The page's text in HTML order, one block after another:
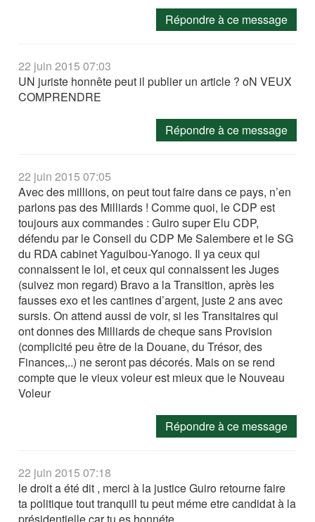
Répondre à ce message
22 juin 2015 07:03
UN juriste honnête peut il publier un article ? oN VEUX
COMPRENDRE
Répondre à ce message
22 juin 2015 07:05
Avec des millions, on peut tout faire dans ce pays, n’en
parlons pas des Milliards ! Comme quoi, le CDP est
toujours aux commandes : Guiro super Elu CDP,
défendu par le Conseil du CDP Me Salembere et le SG
du RDA cabinet Yaguibou-Yanogo. Il ya ceux qui
connaissent le loi, et ceux qui connaissent les Juges
(suivez mon regard) Bravo a la Transition, après les
fausses exo et les cantines d’argent, juste 2 ans avec
sursis. On attend aussi de voir, si les Transitaires qui
ont donnes des Milliards de cheque sans Provision
(complicité peu être de la Douane, du Trésor, des
Finances,..) ne seront pas décorés. Mais on se rend
compte que le vieux voleur est mieux que le Nouveau
Voleur
Répondre à ce message
22 juin 2015 07:18
le droit a été dit , merci à la justice Guiro retourne faire
ta politique tout tranquill tu peut méme etre candidat à la
présidentielle car tu es honnéte.